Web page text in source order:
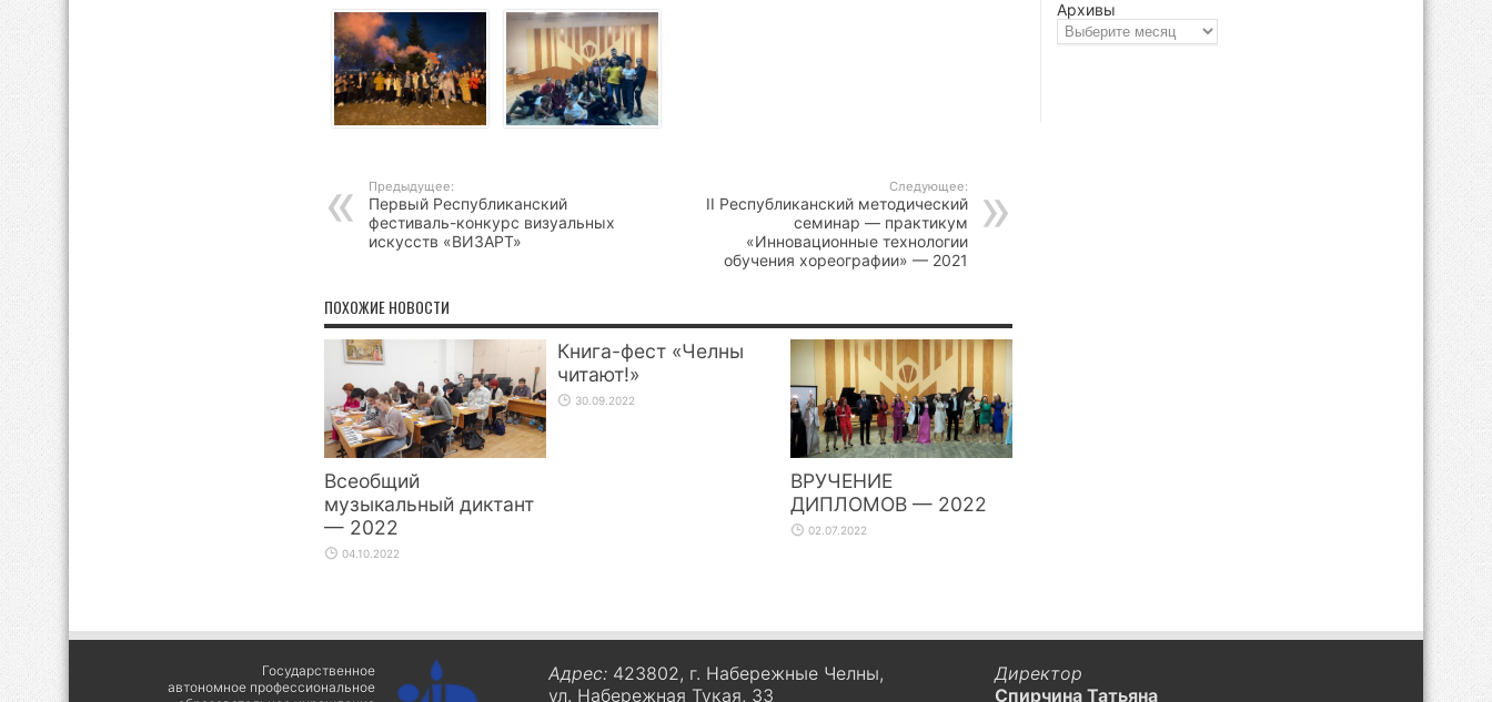
Предыдущее:
Первый Республиканский
фестиваль-конкурс визуальных
искусств «ВИЗАРТ»
Следующее:
II Республиканский методический
семинар — практикум
«Инновационные технологии
обучения хореографии» — 2021
ПОХОЖИЕ НОВОСТИ
Всеобщий
музыкальный диктант
— 2022
04.10.2022
Книга-фест «Челны
читают!»
30.09.2022
ВРУЧЕНИЕ
ДИПЛОМОВ — 2022
02.07.2022
Архивы
Государственное
автономное профессиональное
Адрес: 423802, г. Набережные Челны,
ул. Набережная Тукая, 33
Директор
Спирчина Татьяна